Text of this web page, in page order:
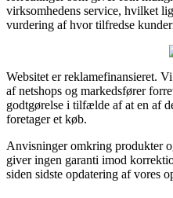
virksomhedens service, hvilket
vurdering af hvor tilfredse
Websitet er reklamefinansieret.
af netshops og markedsfører
godtgørelse i tilfælde af at en af
foretager et køb.
Anvisninger omkring produkter
giver ingen garanti imod
siden sidste opdatering af vores